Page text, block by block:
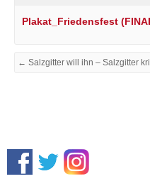
Plakat_Friedensfest
← Salzgitter will ihn – Salzgitter